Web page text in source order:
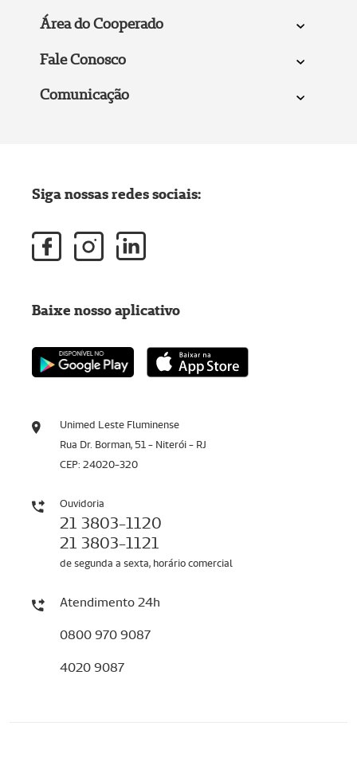
Área do Cooperado
Fale Conosco
Comunicação
Unimed Leste Fluminense
Rua Dr. Borman, 51 - Niterói - RJ
CEP: 24020-320
Ouvidoria
21 3803-1120
21 3803-1121
de segunda a sexta, horário comercial
Atendimento 24h
0800 970 9087
4020 9087
Siga nossas redes sociais:
Baixe nosso aplicativo